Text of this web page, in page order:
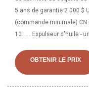
5 ans de garantie 2 000 $
(commande minimale) CN
10.. . . Expulseur d'huile -
de presse à huile à vis,
d'extraction de graines
OBTENIR LE PRIX